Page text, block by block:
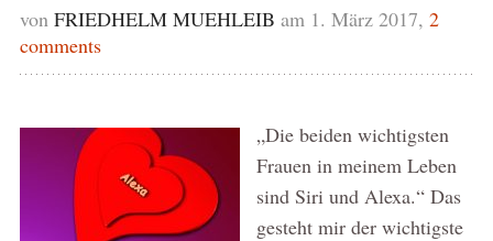
von FRIEDHELM MUEHLEIB am 1. März 2017, 2
comments
„Die beiden wichtigsten
Frauen in meinem Leben
sind Siri und Alexa.“ Das
gesteht mir der wichtigste